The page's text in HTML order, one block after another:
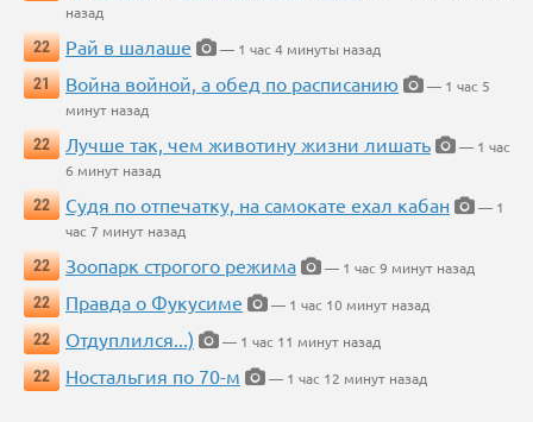
назад
22
Рай в шалаше
— 1 час 4 минуты назад
21
Война войной, а обед по расписанию
— 1 час 5
минут назад
22
Лучше так, чем животину жизни лишать
— 1 час
6 минут назад
22
Судя по отпечатку, на самокате ехал кабан
— 1
час 7 минут назад
22
Зоопарк строгого режима
— 1 час 9 минут назад
22
Правда о Фукусиме
— 1 час 10 минут назад
22
Отдуплился...)
— 1 час 11 минут назад
22
Ностальгия по 70-м — 1 час 12 минут назад